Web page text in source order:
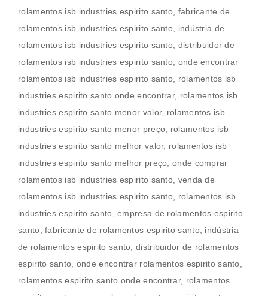
rolamentos isb industries espirito santo, fabricante de
rolamentos isb industries espirito santo, indústria de
rolamentos isb industries espirito santo, distribuidor de
rolamentos isb industries espirito santo, onde encontrar
rolamentos isb industries espirito santo, rolamentos isb
industries espirito santo onde encontrar, rolamentos isb
industries espirito santo menor valor, rolamentos isb
industries espirito santo menor preço, rolamentos isb
industries espirito santo melhor valor, rolamentos isb
industries espirito santo melhor preço, onde comprar
rolamentos isb industries espirito santo, venda de
rolamentos isb industries espirito santo, rolamentos isb
industries espirito santo, empresa de rolamentos espirito
santo, fabricante de rolamentos espirito santo, indústria
de rolamentos espirito santo, distribuidor de rolamentos
espirito santo, onde encontrar rolamentos espirito santo,
rolamentos espirito santo onde encontrar, rolamentos